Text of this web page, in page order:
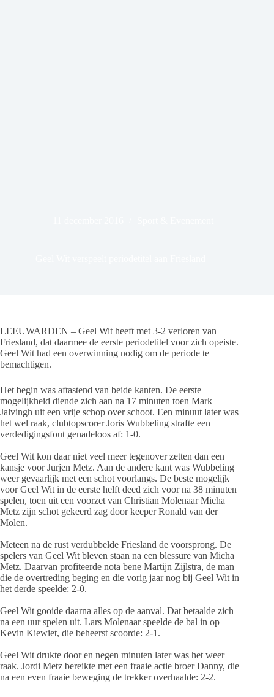
LEEUWARDEN – Geel Wit heeft met 3-2 verloren van
Friesland, dat daarmee de eerste periodetitel voor zich opeiste.
Geel Wit had een overwinning nodig om de periode te
bemachtigen.
Het begin was aftastend van beide kanten. De eerste
mogelijkheid diende zich aan na 17 minuten toen Mark
Jalvingh uit een vrije schop over schoot. Een minuut later was
het wel raak, clubtopscorer Joris Wubbeling strafte een
verdedigingsfout genadeloos af: 1-0.
Geel Wit kon daar niet veel meer tegenover zetten dan een
kansje voor Jurjen Metz. Aan de andere kant was Wubbeling
weer gevaarlijk met een schot voorlangs. De beste mogelijk
voor Geel Wit in de eerste helft deed zich voor na 38 minuten
spelen, toen uit een voorzet van Christian Molenaar Micha
Metz zijn schot gekeerd zag door keeper Ronald van der
Molen.
Meteen na de rust verdubbelde Friesland de voorsprong. De
spelers van Geel Wit bleven staan na een blessure van Micha
Metz. Daarvan profiteerde nota bene Martijn Zijlstra, de man
die de overtreding beging en die vorig jaar nog bij Geel Wit in
het derde speelde: 2-0.
Geel Wit gooide daarna alles op de aanval. Dat betaalde zich
na een uur spelen uit. Lars Molenaar speelde de bal in op
Kevin Kiewiet, die beheerst scoorde: 2-1.
Geel Wit drukte door en negen minuten later was het weer
raak. Jordi Metz bereikte met een fraaie actie broer Danny, die
na een even fraaie beweging de trekker overhaalde: 2-2.